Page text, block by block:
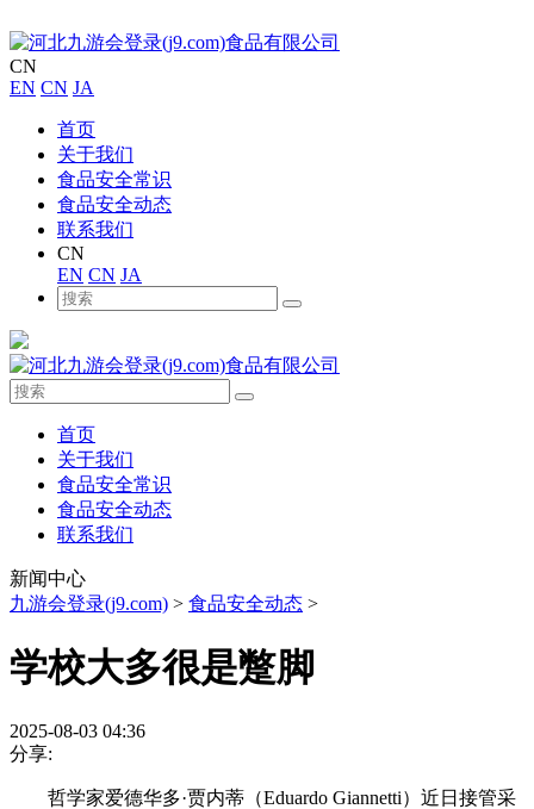
CN
EN CN JA
首页
关于我们
食品安全常识
食品安全动态
联系我们
CN
EN CN JA
首页
关于我们
食品安全常识
食品安全动态
联系我们
新闻中心
九游会登录(j9.com) > 食品安全动态 >
学校大多很是蹩脚
2025-08-03 04:36
分享:
哲学家爱德华多·贾内蒂（Eduardo Giannetti）近日接管采